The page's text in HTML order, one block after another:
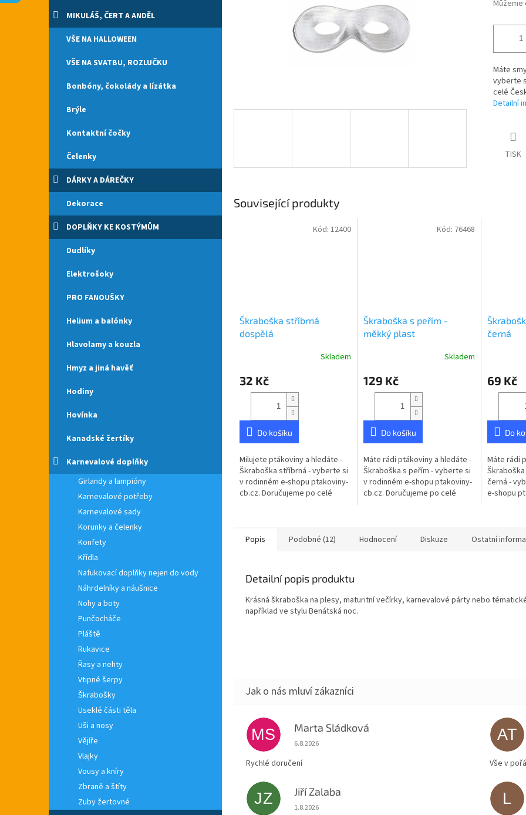
e
l
MIKULÁŠ, ČERT A ANDĚL
VŠE NA HALLOWEEN
VŠE NA SVATBU, ROZLUČKU
Bonbóny, čokolády a lízátka
Brýle
Kontaktní čočky
Čelenky
DÁRKY A DÁREČKY
Dekorace
DOPLŇKY KE KOSTÝMŮM
Dudlíky
Elektrošoky
PRO FANOUŠKY
Helium a balónky
Hlavolamy a kouzla
Hmyz a jiná havěť
Hodiny
Hovínka
Kanadské žertíky
Karnevalové doplňky
Girlandy a lampióny
Karnevalové potřeby
Karnevalové sady
Korunky a čelenky
Konfety
Křídla
Nafukovací doplňky nejen do vody
Náhrdelníky a náušnice
Nohy a boty
Punčocháče
Pláště
Rukavice
Řasy a nehty
Vtipné šerpy
Škrabošky
Useklé části těla
Uši a nosy
Vějíře
Vlajky
Vousy a kníry
Zbraně a štíty
Zuby žertovné
Můžeme
Máte
vyberte
celé
Detailní
TISK
Související produkty
Škraboška stříbrná
dospělá
Skladem
32 Kč
Do košíku
Milujete ptákoviny a hledáte -
Škraboška stříbrná - vyberte si
v rodinném e-shopu ptakoviny-
cb.cz. Doručujeme po celé
Kód: 12400
Škraboška s peřím -
měkký plast
Skladem
129 Kč
Do košíku
Máte rádi ptákoviny a hledáte -
Škraboška s peřím - vyberte si
v rodinném e-shopu ptakoviny-
cb.cz. Doručujeme po celé
Kód: 76468
černá
69 Kč
Do
Máte rádi
černá -
e-shopu
Popis Podobné (12) Hodnocení Diskuze Ostatní
Detailní popis produktu
Krásná škraboška na plesy, maturitní večírky, karnevalové párty nebo
například ve stylu Benátská noc.
MS Marta Sládková
Hodnocení obchodu je 5 z 5 hvězdiček.
6.8.2026
Rychlé doručení
AT
Vše v
JZ Jiří Zalaba
Hodnocení obchodu je 5 z 5 hvězdiček.
1.8.2026
L